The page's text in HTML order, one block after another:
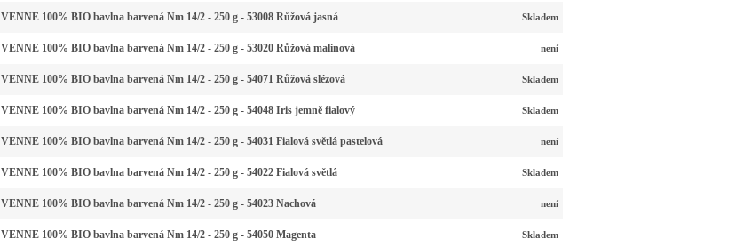
VENNE 100% BIO bavlna barvená Nm 14/2 - 250 g - 53008 Růžová jasná Skladem
VENNE 100% BIO bavlna barvená Nm 14/2 - 250 g - 53020 Růžová malinová není
VENNE 100% BIO bavlna barvená Nm 14/2 - 250 g - 54071 Růžová slézová Skladem
VENNE 100% BIO bavlna barvená Nm 14/2 - 250 g - 54048 Iris jemně fialový Skladem
VENNE 100% BIO bavlna barvená Nm 14/2 - 250 g - 54031 Fialová světlá pastelová není
VENNE 100% BIO bavlna barvená Nm 14/2 - 250 g - 54022 Fialová světlá Skladem
VENNE 100% BIO bavlna barvená Nm 14/2 - 250 g - 54023 Nachová není
VENNE 100% BIO bavlna barvená Nm 14/2 - 250 g - 54050 Magenta Skladem